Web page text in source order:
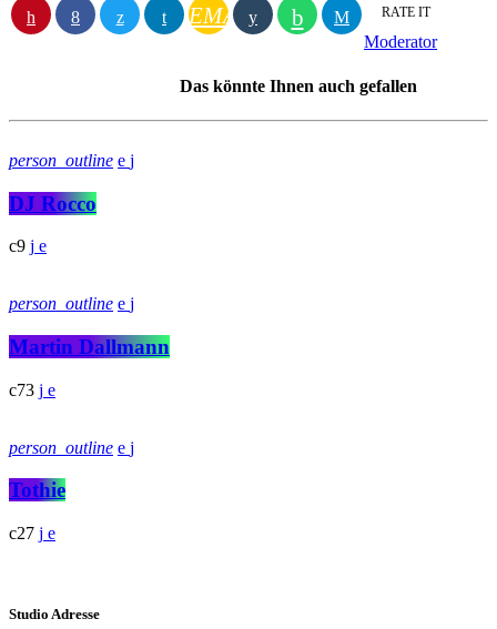
EMAIL RATE IT
Moderator
Das könnte Ihnen auch gefallen
person_outline
DJ Rocco
9
person_outline
Martin Dallmann
73
person_outline
Tothie
27
Studio Adresse